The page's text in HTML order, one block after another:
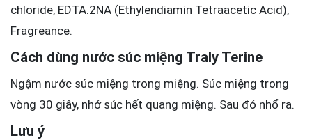
chloride, EDTA.2NA (Ethylendiamin Tetraacetic Acid),
Fragreance.
Cách dùng nước súc miệng Traly Terine
Ngậm nước súc miệng trong miệng. Súc miệng trong
vòng 30 giây, nhớ súc hết quang miệng. Sau đó nhổ ra.
Lưu ý